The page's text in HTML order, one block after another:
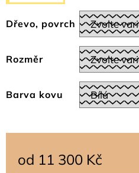
Dřevo, povrch
Rozměr
Barva kovu
od 11 300 Kč